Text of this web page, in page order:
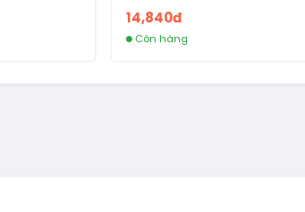
TRÊN 3 NGÀY - LIVE ADS -
fviainboxes.com - CLONE
NEW KHÔNG BẢO HÀNH
14,840đ
Còn hàng